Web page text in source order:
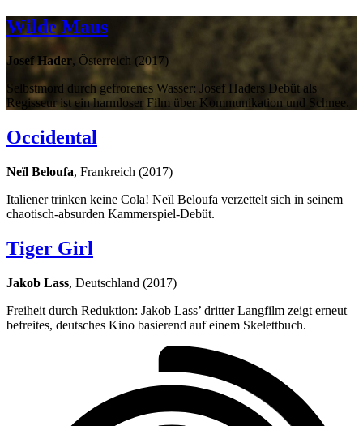
Wilde Maus
Josef Hader, Österreich (2017)
Selbstmord durch gefrorenes Wasser: Josef Haders Debüt als
Regisseur ist ein harmloser Film über Kommunikation und Schnee.
Occidental
Neïl Beloufa, Frankreich (2017)
Italiener trinken keine Cola! Neïl Beloufa verzettelt sich in seinem
chaotisch-absurden Kammerspiel-Debüt.
Tiger Girl
Jakob Lass, Deutschland (2017)
Freiheit durch Reduktion: Jakob Lass’ dritter Langfilm zeigt erneut
befreites, deutsches Kino basierend auf einem Skelettbuch.